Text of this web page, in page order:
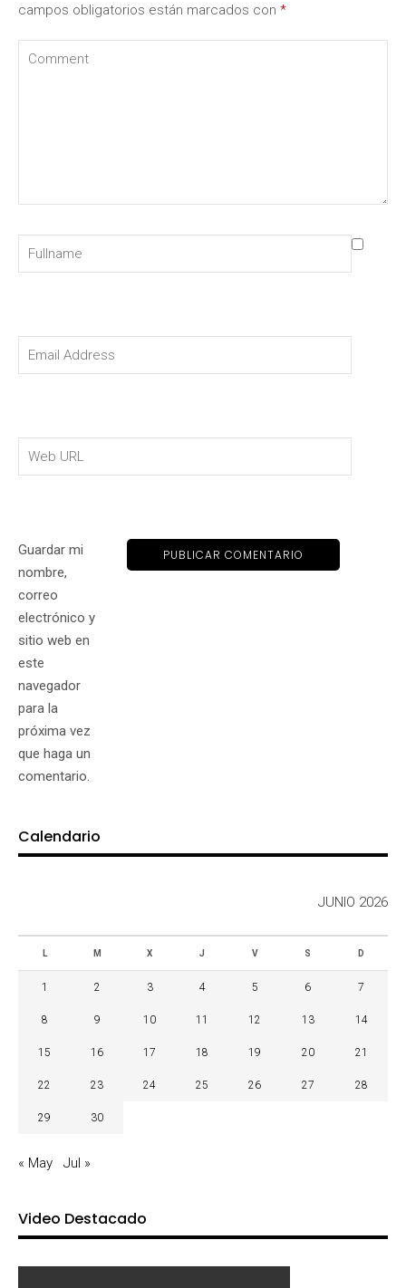
campos obligatorios están marcados con *
Guardar mi
nombre,
correo
electrónico y
sitio web en
este
navegador
para la
próxima vez
que haga un
comentario.
Calendario
JUNIO 2026
L M X J V S D
1 2 3 4 5 6 7
8 9 10 11 12 13 14
15 16 17 18 19 20 21
22 23 24 25 26 27 28
29 30
« May Jul »
Video Destacado